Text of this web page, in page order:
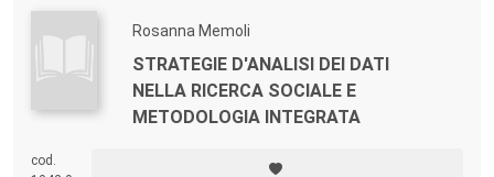
Rosanna Memoli
STRATEGIE D'ANALISI DEI DATI
NELLA RICERCA SOCIALE E
METODOLOGIA INTEGRATA
cod.